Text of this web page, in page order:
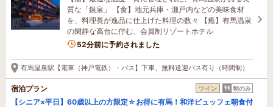
質な「銀泉」 【食】地元兵庫・瀬戸内などの美味食材
を、料理長が逸品に仕上げた料理の数々 【癒】有馬温泉
の閑静な高台に佇む、会員制リゾートホテル
8名がこの宿を見ています
52分前に予約されました
有馬温泉駅【電車（神戸電鉄）・バス】下車、無料送迎バス有り（時間制）
宿泊プラン ツイン 朝のみ
【シニア×平日】60歳以上の方限定☆お得に有馬！和洋ビュッフェ朝食付